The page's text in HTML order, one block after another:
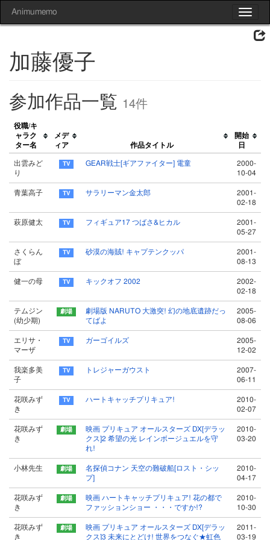
Toggle
Animumemo
加藤優子
参加作品一覧 14件
役職/キ
ャラク
ター名
メデ
ィア
作品タイトル
開始
日
出雲みど
り
GEAR戦士[ギアファイター] 電童
2000-
10-04
青葉高子 サラリーマン金太郎
2001-
02-18
萩原健太 フィギュア17 つばさ&ヒカル
2001-
05-27
さくらん
ぼ
砂漠の海賊! キャプテンクッパ
2001-
08-13
健一の母 キックオフ 2002
2002-
02-18
テムジン
(幼少期)
劇場版 NARUTO 大激突! 幻の地底遺跡だっ
てばよ
2005-
08-06
エリサ・
マーザ
ガーゴイルズ
2005-
12-02
我楽多美
子
トレジャーガウスト
2007-
06-11
花咲みず
き
ハートキャッチプリキュア!
2010-
02-07
花咲みず
き
映画 プリキュア オールスターズ DX[デラッ
クス]2 希望の光 レインボージュエルを守
れ!
2010-
03-20
小林先生
名探偵コナン 天空の難破船[ロスト・シッ
プ]
2010-
04-17
花咲みず
き
映画 ハートキャッチプリキュア! 花の都で
ファッションショー ・・・ですか!?
2010-
10-30
花咲みず
き
映画 プリキュア オールスターズ DX[デラッ
クス]3 未来にとどけ! 世界をつなぐ★虹色
2011-
03-19